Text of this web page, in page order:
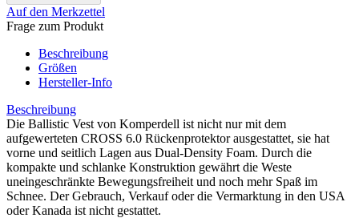
Auf den Merkzettel
Frage zum Produkt
Beschreibung
Größen
Hersteller-Info
Beschreibung
Die Ballistic Vest von Komperdell ist nicht nur mit dem
aufgewerteten CROSS 6.0 Rückenprotektor ausgestattet, sie hat
vorne und seitlich Lagen aus Dual-Density Foam. Durch die
kompakte und schlanke Konstruktion gewährt die Weste
uneingeschränkte Bewegungsfreiheit und noch mehr Spaß im
Schnee. Der Gebrauch, Verkauf oder die Vermarktung in den USA
oder Kanada ist nicht gestattet.